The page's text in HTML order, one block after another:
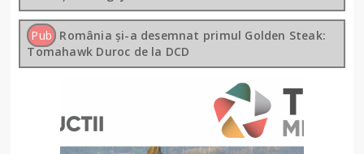
Pub România și-a desemnat primul Golden Steak:
Tomahawk Duroc de la DCD